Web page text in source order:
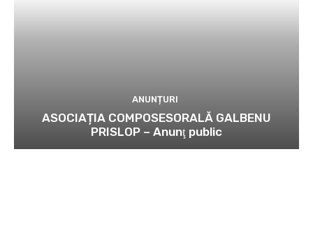
ANUNȚURI
ASOCIAȚIA COMPOSESORALĂ GALBENU
PRISLOP – Anunţ public